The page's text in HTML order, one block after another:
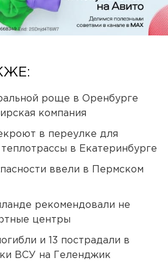
роще в Оренбурге
компания
в переулке для
в Екатеринбурге
ввели в Пермском
рекомендовали не
центры
и 13 пострадали в
ВСУ на Геленджик